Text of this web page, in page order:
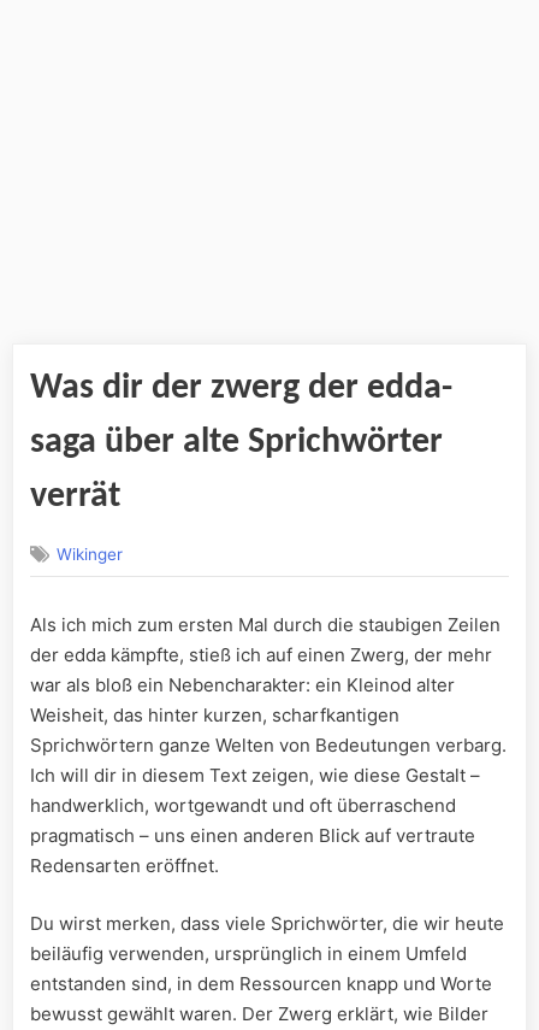
Was dir der zwerg der edda-
saga über alte Sprichwörter
verrät
Wikinger
Als ich mich zum ersten Mal durch die staubigen Zeilen
der edda kämpfte, stieß ich ‌auf einen Zwerg, der mehr
war als bloß ein Nebencharakter: ‌ein Kleinod alter
Weisheit, das⁣ hinter‌ kurzen, scharfkantigen​
Sprichwörtern ganze Welten von Bedeutungen verbarg.‍
Ich ​will dir ​in diesem ⁣Text ‌zeigen, wie diese Gestalt –
handwerklich, ⁣wortgewandt und oft überraschend
pragmatisch – uns einen anderen ⁣Blick auf vertraute
Redensarten ​eröffnet.
Du ​wirst ​merken, ⁣dass viele Sprichwörter, die⁣ wir​ heute
beiläufig verwenden,​ ursprünglich in ⁢einem ‍Umfeld
entstanden sind, in dem⁤ Ressourcen knapp‍ und ⁢Worte
⁣bewusst gewählt waren. ‍Der Zwerg erklärt, wie Bilder